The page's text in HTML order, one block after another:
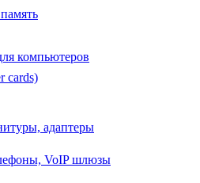
компьютеров
cards)
адаптеры
VoIP шлюзы